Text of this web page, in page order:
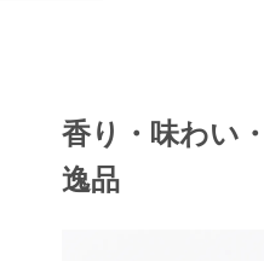
香り・味わい
逸品